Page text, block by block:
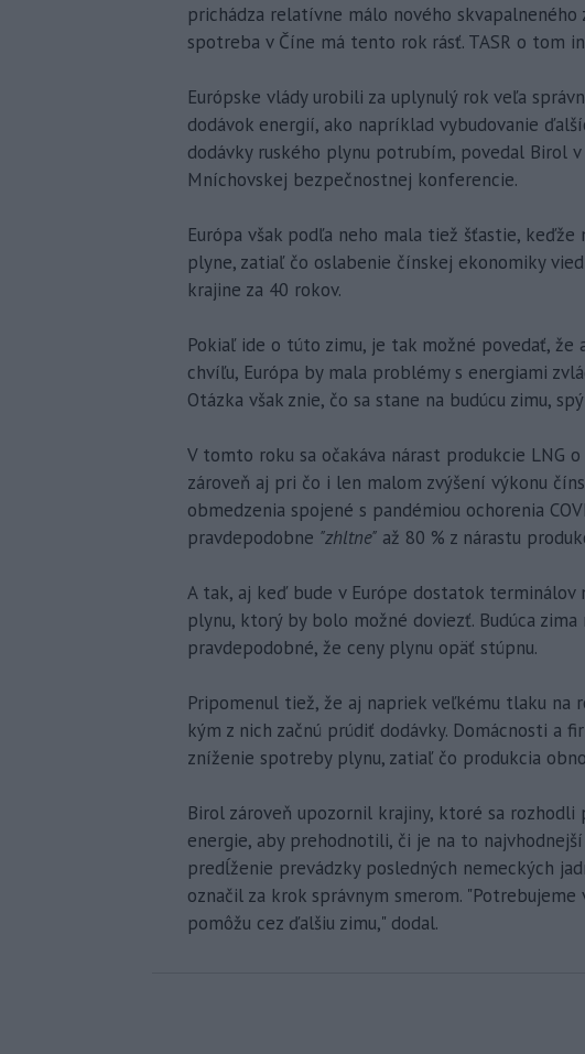
prichádza relatívne málo nového
spotreba v Číne má tento rok rásť. TASR o tom
Európske vlády urobili za uplynulý rok veľa
dodávok energií, ako napríklad vybudovanie
dodávky ruského plynu potrubím, povedal Birol
Mníchovskej bezpečnostnej konferencie.
Európa však podľa neho mala tiež šťastie,
plyne, zatiaľ čo oslabenie čínskej ekonomiky
krajine za 40 rokov.
Pokiaľ ide o túto zimu, je tak možné povedať, že
chvíľu, Európa by mala problémy s energiami
Otázka však znie, čo sa stane na budúcu zimu,
V tomto roku sa očakáva nárast produkcie LNG
zároveň aj pri čo i len malom zvýšení výkonu
obmedzenia spojené s pandémiou ochorenia
pravdepodobne "zhltne" až 80 % z nárastu
A tak, aj keď bude v Európe dostatok terminálov
plynu, ktorý by bolo možné doviezť. Budúca
pravdepodobné, že ceny plynu opäť stúpnu.
Pripomenul tiež, že aj napriek veľkému tlaku
kým z nich začnú prúdiť dodávky. Domácnosti a
zníženie spotreby plynu, zatiaľ čo produkcia
Birol zároveň upozornil krajiny, ktoré sa
energie, aby prehodnotili, či je na to
predĺženie prevádzky posledných nemeckých
označil za krok správnym smerom.
pomôžu cez ďalšiu zimu," dodal.